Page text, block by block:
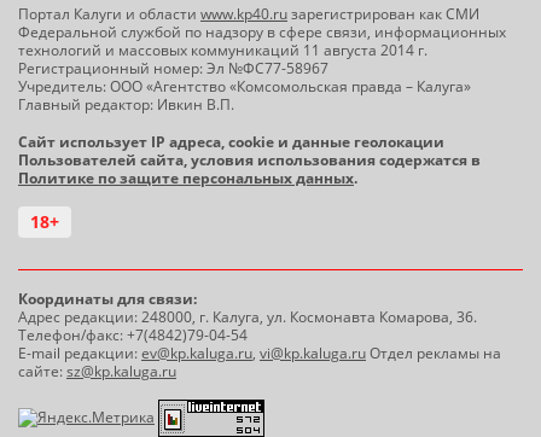
Портал Калуги и области www.kp40.ruзарегистрирован как СМИ
Федеральной службой по надзору в сфере связи, информационных
технологий и массовых коммуникаций 11 августа 2014 г.
Регистрационный номер: Эл №ФС77-58967
Учредитель: ООО «Агентство «Комсомольская правда – Калуга»
Главный редактор: Ивкин В.П.
Сайт использует IP адреса, cookie и данные геолокации
Пользователей сайта, условия использования содержатся в
Политике по защите персональных данных.
18+
Координаты для связи:
Адрес редакции: 248000, г. Калуга, ул. Космонавта Комарова, 36.
Телефон/факс: +7(4842)79-04-54
E-mail редакции:ev@kp.kaluga.ru, vi@kp.kaluga.ruОтдел рекламы на
сайте:sz@kp.kaluga.ru